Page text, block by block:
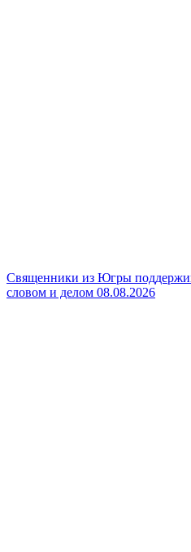
Священники из Югры
словом и делом 08.08.2026